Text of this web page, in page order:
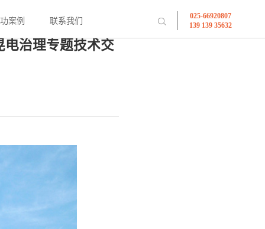
025-66920807
139 139 35632
案例 联系我们
治理专题技术交